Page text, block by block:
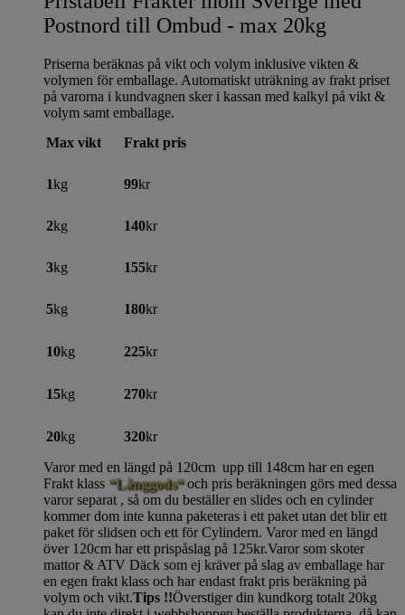
Postnord till Ombud - max 20kg
Priserna beräknas på vikt och volym inklusive vikten &
volymen för emballage. Automatiskt uträkning av frakt priset
på varorna i kundvagnen sker i kassan med kalkyl på vikt &
volym samt emballage.
Max vikt
Frakt pris
1kg 99kr
2kg 140kr
3kg 155kr
5kg 180kr
10kg 225kr
15kg 270kr
20kg 320kr
Varor med en längd på 120cm upp till 148cm har en egen
Frakt klass “Långgods“och pris beräkningen görs med dessa
varor separat , så om du beställer en slides och en cylinder
kommer dom inte kunna paketeras i ett paket utan det blir ett
paket för slidsen och ett för Cylindern. Varor med en längd
över 120cm har ett prispåslag på 125kr.Varor som skoter
mattor & ATV Däck som ej kräver på slag av emballage har
en egen frakt klass och har endast frakt pris beräkning på
volym och vikt.Tips !!Överstiger din kundkorg totalt 20kg